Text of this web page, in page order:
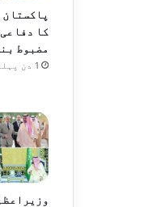
پاکستان
کا
مضبوط
1 دن پہلے